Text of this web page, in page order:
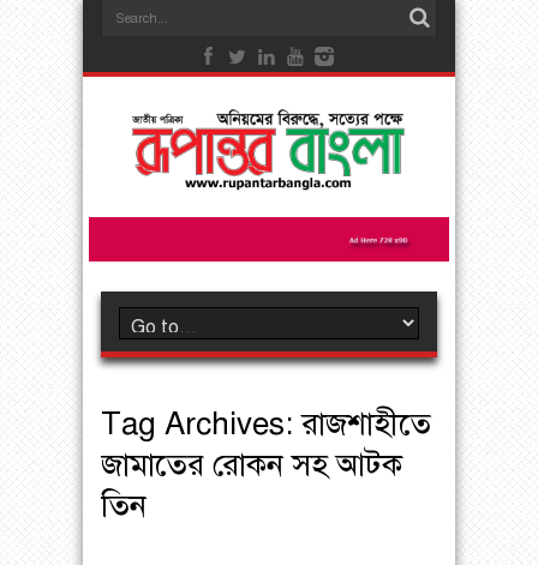
Tag Archives:রাজশাহীতে
জামাতের রোকন সহ আটক
তিন